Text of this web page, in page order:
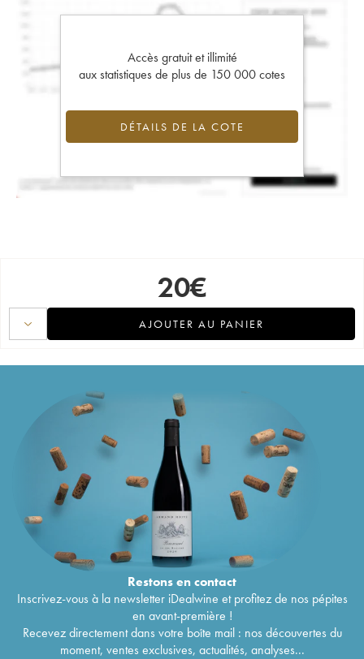
Accès gratuit et illimité
aux statistiques de plus de 150 000 cotes
DÉTAILS DE LA COTE
20€
AJOUTER AU PANIER
Restons encontact
Inscrivez-vous à la newsletter iDealwine et profitez de nos pépites
en avant-première !
Recevez directement dans votre boîte mail : nos découvertes du
moment, ventes exclusives, actualités, analyses...